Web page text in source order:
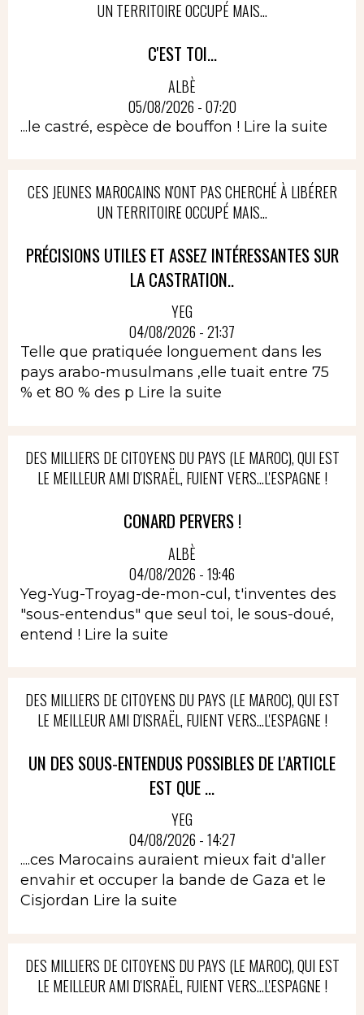
UN TERRITOIRE OCCUPÉ MAIS...
C'EST TOI...
ALBÈ
05/08/2026 - 07:20
...le castré, espèce de bouffon ! Lire la suite
CES JEUNES MAROCAINS N'ONT PAS CHERCHÉ À LIBÉRER
UN TERRITOIRE OCCUPÉ MAIS...
PRÉCISIONS UTILES ET ASSEZ INTÉRESSANTES SUR
LA CASTRATION..
YEG
04/08/2026 - 21:37
Telle que pratiquée longuement dans les
pays arabo-musulmans ,elle tuait entre 75
% et 80 % des p Lire la suite
DES MILLIERS DE CITOYENS DU PAYS (LE MAROC), QUI EST
LE MEILLEUR AMI D'ISRAËL, FUIENT VERS...L'ESPAGNE !
CONARD PERVERS !
ALBÈ
04/08/2026 - 19:46
Yeg-Yug-Troyag-de-mon-cul, t'inventes des
"sous-entendus" que seul toi, le sous-doué,
entend ! Lire la suite
DES MILLIERS DE CITOYENS DU PAYS (LE MAROC), QUI EST
LE MEILLEUR AMI D'ISRAËL, FUIENT VERS...L'ESPAGNE !
UN DES SOUS-ENTENDUS POSSIBLES DE L'ARTICLE
EST QUE ...
YEG
04/08/2026 - 14:27
....ces Marocains auraient mieux fait d'aller
envahir et occuper la bande de Gaza et le
Cisjordan Lire la suite
DES MILLIERS DE CITOYENS DU PAYS (LE MAROC), QUI EST
LE MEILLEUR AMI D'ISRAËL, FUIENT VERS...L'ESPAGNE !